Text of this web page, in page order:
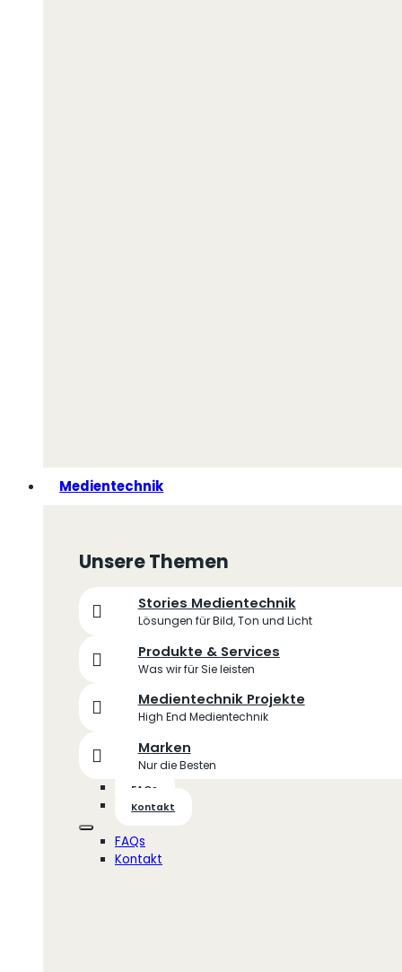
Medientechnik
Unsere Themen
Stories Medientechnik
Lösungen für Bild, Ton und Licht
Produkte & Services
Was wir für Sie leisten
Medientechnik Projekte
High End Medientechnik
Marken
Nur die Besten
FAQs
Kontakt
FAQs
Kontakt